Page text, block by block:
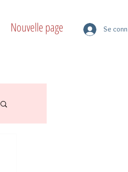
Nouvelle page Se